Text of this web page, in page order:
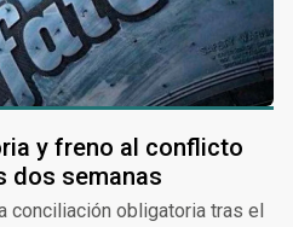
y freno al conflicto
dos semanas
conciliación obligatoria tras el